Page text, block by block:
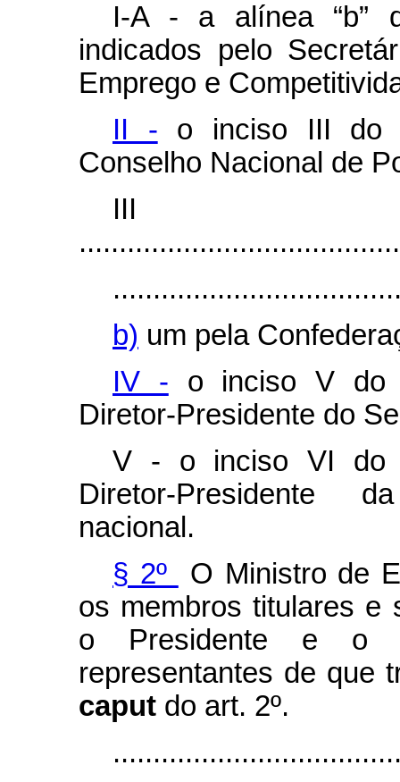
I-A - a alínea
indicados pelo
Emprego e
II - o inciso III
Conselho Nacional de
b) um pela
IV - o inciso V
Diretor-Presidente do
V - o inciso VI
Diretor-Presidente
nacional.
§ 2º
O Ministro de
os membros titulares e
o Presidente e o
representantes de que
caput do art. 2º.